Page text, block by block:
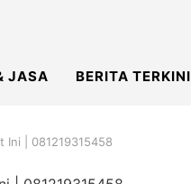
JASA BERITA TERKINI
Ini | 081219315458